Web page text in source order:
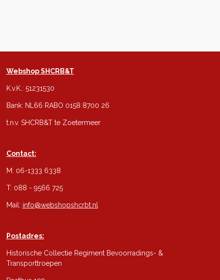
Webshop SHCRB&T
K.v.K.: 51231530
Bank: NL66 RABO 0158 8700 26
t.n.v. SHCRB&T te Zoetermeer
Contact:
M: 06-1333 6338
T: 088 - 9566 725
Mail: info@webshopshcrbt.nl
Postadres:
Historische Collectie Regiment Bevoorradings- &
Transporttroepen